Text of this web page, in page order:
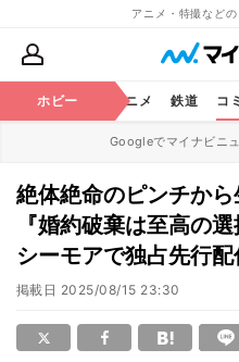
アニメ・特撮など
ホビー アニメ 鉄道 コ
Googleでマイナビニ
絶体絶命のピンチか
『婚約破棄は至高の
シーモアで独占先行配
掲載日 2025/08/15 23:30